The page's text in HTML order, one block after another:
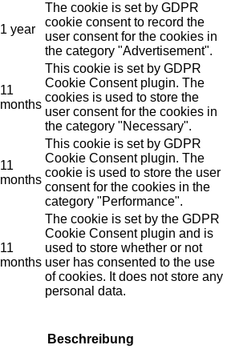
1 year
The cookie is set by GDPR
cookie consent to record the
user consent for the cookies in
the category "Advertisement".
11
months
This cookie is set by GDPR
Cookie Consent plugin. The
cookies is used to store the
user consent for the cookies in
the category "Necessary".
11
months
This cookie is set by GDPR
Cookie Consent plugin. The
cookie is used to store the user
consent for the cookies in the
category "Performance".
11
months
The cookie is set by the GDPR
Cookie Consent plugin and is
used to store whether or not
user has consented to the use
of cookies. It does not store any
personal data.
Beschreibung